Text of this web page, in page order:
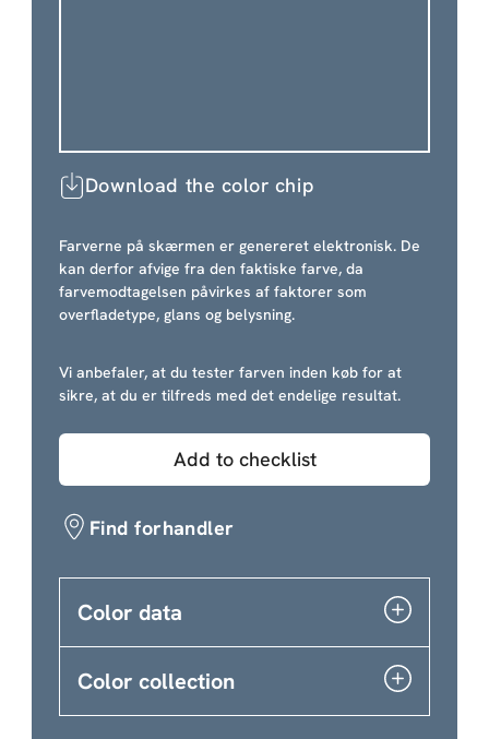
Download the color chip
Farverne på skærmen er genereret elektronisk. De
kan derfor afvige fra den faktiske farve, da
farvemodtagelsen påvirkes af faktorer som
overfladetype, glans og belysning.
Vi anbefaler, at du tester farven inden køb for at
sikre, at du er tilfreds med det endelige resultat.
Add to checklist
Find forhandler
Color data
Color collection